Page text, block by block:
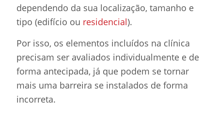
dependendo da sua localização, tamanho e
tipo (edifício ou residencial).
Por isso, os elementos incluídos na clínica
precisam ser avaliados individualmente e de
forma antecipada, já que podem se tornar
mais uma barreira se instalados de forma
incorreta.